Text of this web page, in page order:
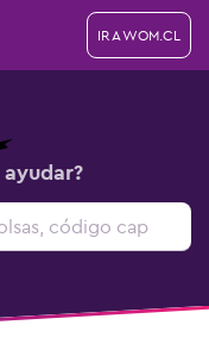
IR A WOM.CL